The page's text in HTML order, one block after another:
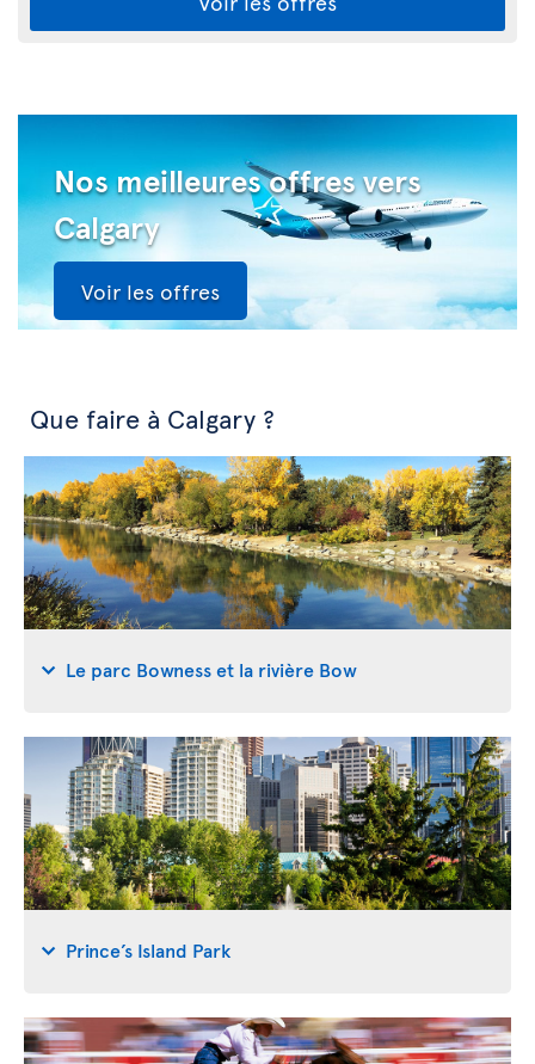
Nos meilleures offres vers
Calgary
Voir les offres
Que faire à Calgary ?
Le parc Bowness et la rivière Bow
Prince’s Island Park